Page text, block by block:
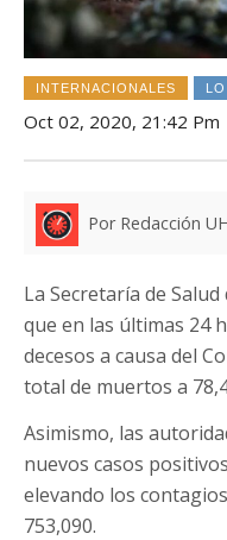
INTERNACIONALES
Oct 02, 2020, 21:42 Pm
Por Redacción
La Secretaría de
que en las últimas 24
decesos a causa del
total de muertos a
Asimismo, las
nuevos casos
elevando los
753,090.